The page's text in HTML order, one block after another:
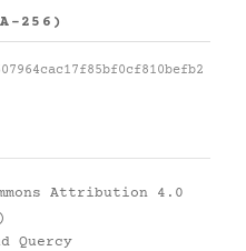
256)
Attribution 4.0
Quercy